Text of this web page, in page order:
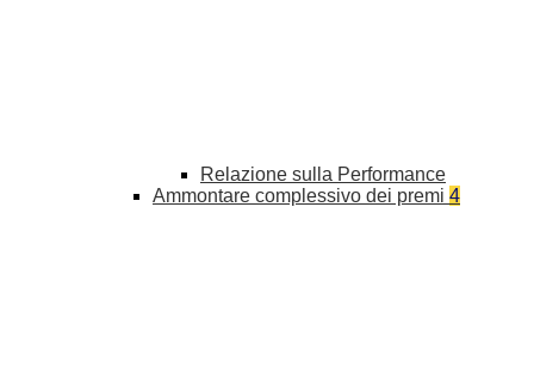
Relazione sulla Performance
Ammontare complessivo dei premi 4